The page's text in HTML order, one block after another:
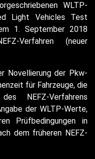
WLTP-
Light Vehicles Test
1. September 2018
Verfahren (neuer
Novellierung der Pkw-
für Fahrzeuge, die
NEFZ-Verfahrens
der WLTP-Werte,
Prüfbedingungen in
dem früheren NEFZ-